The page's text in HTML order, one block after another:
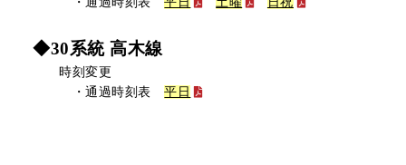
◆30系統 高木線
時刻変更
・通過時刻表平日